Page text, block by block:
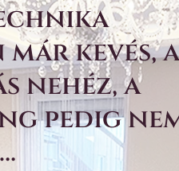
kevés,
nehéz, a
pedig